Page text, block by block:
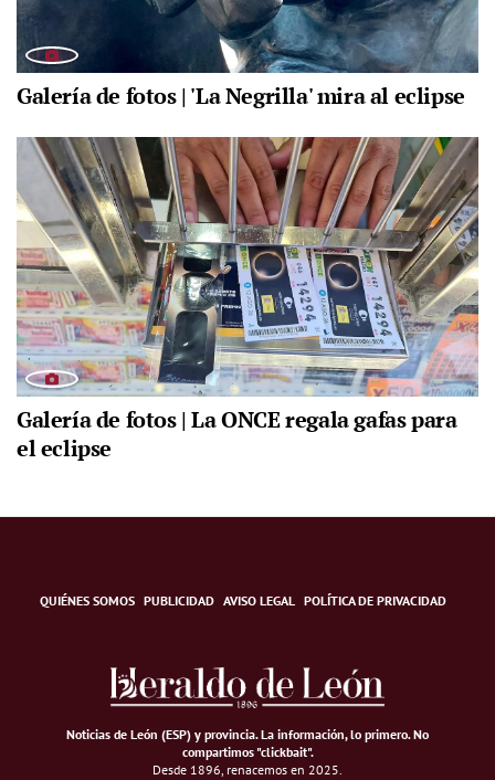
Galería de fotos | 'La Negrilla' mira al eclipse
Galería de fotos | La ONCE regala gafas para
el eclipse
QUIÉNES SOMOS PUBLICIDAD AVISO LEGAL POLÍTICA DE PRIVACIDAD
Noticias de León (ESP) y provincia. La información, lo primero.No
compartimos "clickbait".
Desde 1896, renacemos en 2025.